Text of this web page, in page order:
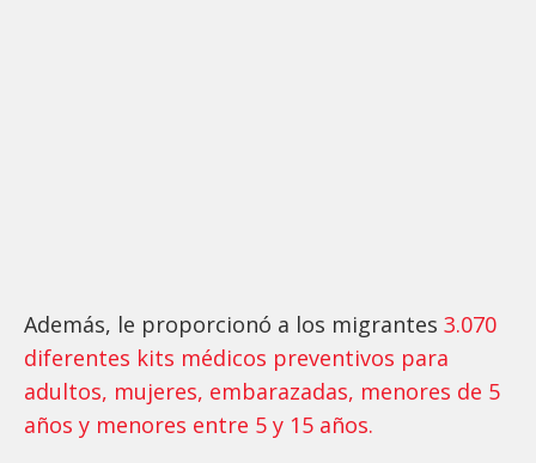
Además, le proporcionó a los migrantes 3.070
diferentes kits médicos preventivos para
adultos, mujeres, embarazadas, menores de 5
años y menores entre 5 y 15 años.